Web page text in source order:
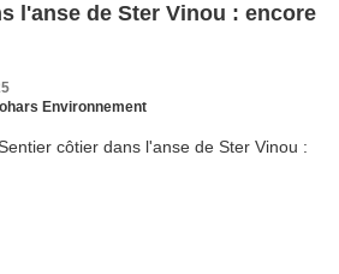
l'anse de Ster Vinou : encore
Environnement